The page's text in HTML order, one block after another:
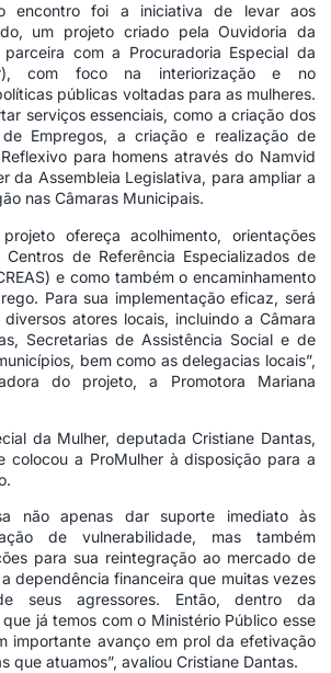
encontro foi a iniciativa de levar aos
um projeto criado pela Ouvidoria da
com a Procuradoria Especial da
com foco na interiorização e no
públicas voltadas para as mulheres.
serviços essenciais, como a criação dos
de Empregos, a criação e realização de
para homens através do Namvid
da Assembleia Legislativa, para ampliar a
nas Câmaras Municipais.
ofereça acolhimento, orientações
de Referência Especializados de
e como também o encaminhamento
Para sua implementação eficaz, será
diversos atores locais, incluindo a Câmara
Secretarias de Assistência Social e de
bem como as delegacias locais”,
do projeto, a Promotora Mariana
da Mulher, deputada Cristiane Dantas,
colocou a ProMulher à disposição para a
não apenas dar suporte imediato às
de vulnerabilidade, mas também
para sua reintegração ao mercado de
dependência financeira que muitas vezes
seus agressores. Então, dentro da
já temos com o Ministério Público esse
importante avanço em prol da efetivação
que atuamos”, avaliou Cristiane Dantas.